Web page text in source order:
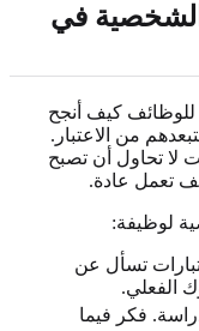
في
كيف أنجح
من الاعتبار.
لا تحاول أن تصبح
تعمل عادة.
لوظيفة:
تسأل عن
الفعلي.
فكر فيما